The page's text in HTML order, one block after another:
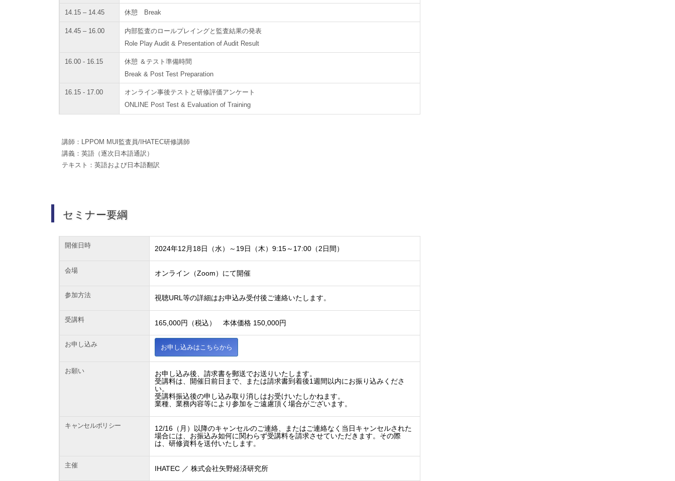
14.15 – 14.45 休憩 Break
14.45 – 16.00
内部監査のロールプレイングと監査結果の発表
Role Play Audit & Presentation of Audit Result
16.00 - 16.15
休憩 ＆テスト準備時間
Break & Post Test Preparation
16.15 - 17.00
オンライン事後テストと研修評価アンケート
ONLINE Post Test & Evaluation of Training
講師：LPPOM MUI監査員/IHATEC研修講師
講義：英語（逐次日本語通訳）
テキスト：英語および日本語翻訳
セミナー要綱
開催日時 2024年12月18日（水）～19日（木）9:15～17:00（2日間）
会場 オンライン（Zoom）にて開催
参加方法 視聴URL等の詳細はお申込み受付後ご連絡いたします。
受講料 165,000円（税込） 本体価格 150,000円
お申し込み お申し込みはこちらから
お願い
お申し込み後、請求書を郵送でお送りいたします。
受講料は、開催日前日まで、または請求書到着後1週間以内にお振り込みくださ
い。
受講料振込後の申し込み取り消しはお受けいたしかねます。
業種、業務内容等により参加をご遠慮頂く場合がございます。
キャンセルポリシー
12/16（月）以降のキャンセルのご連絡、またはご連絡なく当日キャンセルされた
場合には、お振込み如何に関わらず受講料を請求させていただきます。その際
は、研修資料を送付いたします。
主催 IHATEC ／ 株式会社矢野経済研究所